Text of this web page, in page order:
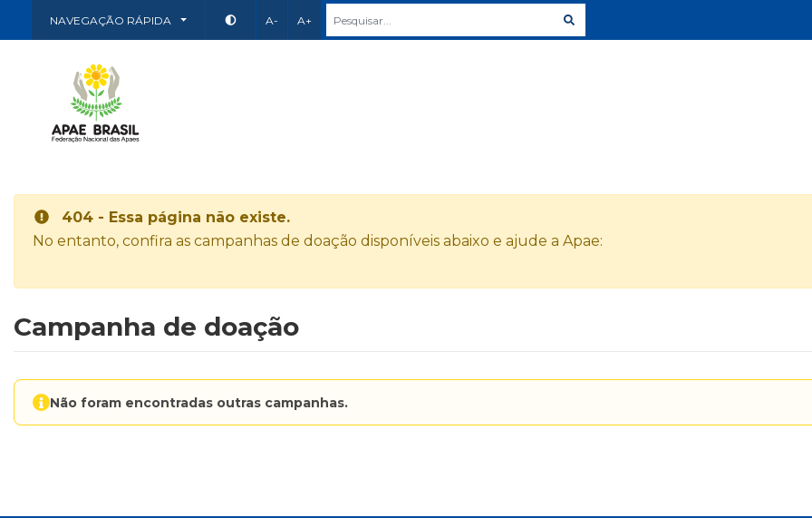
NAVEGAÇÃO RÁPIDA A- A+
404 - Essa página não existe.
No entanto, confira as campanhas de doação disponíveis abaixo e ajude a Apae:
Campanha de doação
Não foram encontradas outras campanhas.